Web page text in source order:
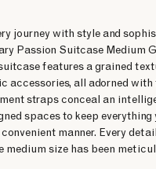
journey with style and
Passion Suitcase Medium
features a grained
accessories, all adorned with
straps conceal an
spaces to keep everything
manner. Every
medium size has been